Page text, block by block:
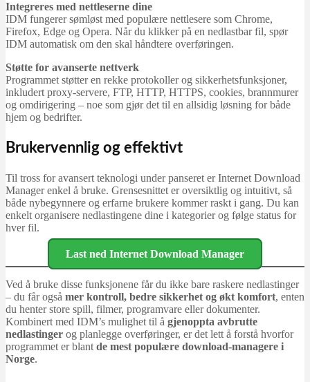
Integreres med nettleserne dine
IDM fungerer sømløst med populære nettlesere som Chrome,
Firefox, Edge og Opera. Når du klikker på en nedlastbar fil, spør
IDM automatisk om den skal håndtere overføringen.
Støtte for avanserte nettverk
Programmet støtter en rekke protokoller og sikkerhetsfunksjoner,
inkludert proxy-servere, FTP, HTTP, HTTPS, cookies, brannmurer
og omdirigering – noe som gjør det til en allsidig løsning for både
hjem og bedrifter.
Brukervennlig og effektivt
Til tross for avansert teknologi under panseret er Internet Download
Manager enkel å bruke. Grensesnittet er oversiktlig og intuitivt, så
både nybegynnere og erfarne brukere kommer raskt i gang. Du kan
enkelt organisere nedlastingene dine i kategorier og følge status for
hver fil.
Last ned Internet Download Manager
Ved å bruke disse funksjonene får du ikke bare raskere nedlastinger
– du får også mer kontroll, bedre sikkerhet og økt komfort, enten
du henter store spill, filmer, programvare eller dokumenter.
Kombinert med IDM’s mulighet til å gjenoppta avbrutte
nedlastinger og planlegge overføringer, er det lett å forstå hvorfor
programmet er blantde mest populære download-managere i
Norge.